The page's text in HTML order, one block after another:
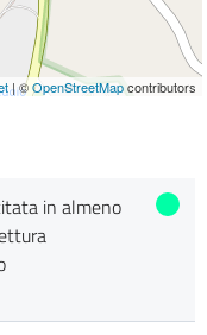
| ©OpenStreetMapcontributors
in almeno